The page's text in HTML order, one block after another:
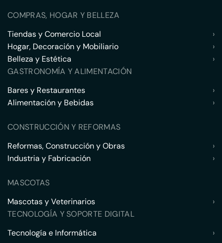
COMPRAS, HOGAR Y BELLEZA
Tiendas y Comercio Local
›
Hogar, Decoración y Mobiliario
›
Belleza y Estética
›
GASTRONOMÍA Y ALIMENTACIÓN
Bares y Restaurantes
›
Alimentación y Bebidas
›
CONSTRUCCIÓN Y REFORMAS
Reformas, Construcción y Obras
›
Industria y Fabricación
›
MASCOTAS
Mascotas y Veterinarios
›
TECNOLOGÍA Y SOPORTE DIGITAL
Tecnología e Informática
›